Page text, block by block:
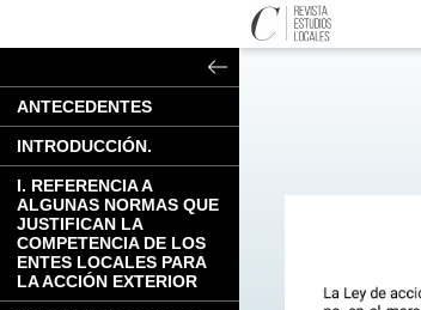
ANTECEDENTES
INTRODUCCIÓN.
I. REFERENCIA A
ALGUNAS NORMAS QUE
JUSTIFICAN LA
COMPETENCIA DE LOS
ENTES LOCALES PARA
LA ACCIÓN EXTERIOR